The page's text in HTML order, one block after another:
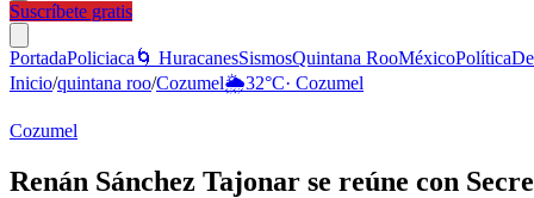
Suscríbete gratis
PortadaPoliciaca 🌀 HuracanesSismosQuintana RooMéxicoPolítica
Inicio/quintana roo/Cozumel🌦️32°C· Cozumel
Cozumel
Renán Sánchez Tajonar se reúne con